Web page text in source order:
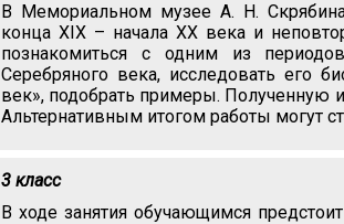
В Мемориальном музее А. Н. Скрябина
конца XIX – начала XX века и
познакомиться с одним из
Серебряного века, исследовать его
век», подобрать примеры. Полученную
Альтернативным итогом работы могут
3 класс
В ходе занятия обучающимся